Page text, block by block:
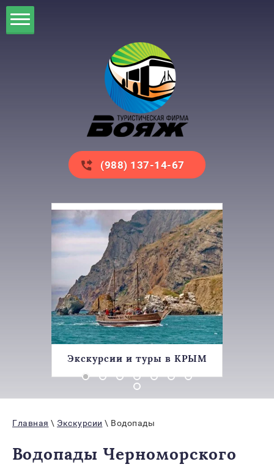
(988) 137-14-67
Экскурсии и туры в КРЫМ
Главная \ Экскурсии \ Водопады
Водопады Черноморского